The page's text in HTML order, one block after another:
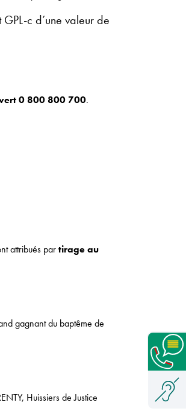
c d’une valeur de
0 800 800 700.
attribués partirage au
gagnant du baptême de
Huissiers de Justice